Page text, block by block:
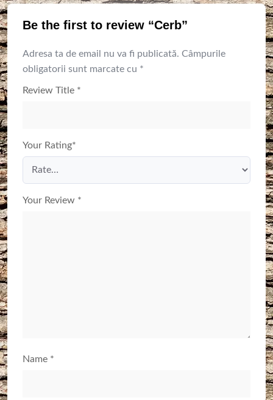
Be the first to review “Cerb”
Adresa ta de email nu va fi publicată. Câmpurile
obligatorii sunt marcate cu *
Review Title *
Your Rating*
Your Review *
Name *